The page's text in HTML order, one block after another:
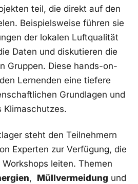
‍teil, die‍ direkt auf den
Beispielsweise führen sie
der lokalen Luftqualität
Daten und diskutieren die
Gruppen. Diese hands-on-
Lernenden eine tiefere
Grundlagen und
‍Klimaschutzes.
steht den Teilnehmern
Experten zur Verfügung, die
leiten. ‌Themen​
, ⁤ Müllvermeidung und